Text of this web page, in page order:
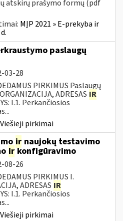
atskirų prašymo formų (pdf
MĮP 2021 » E-prekyba ir
paslaugų
03-28
PIRKIMUS Paslaugų
ADRESAS IR
I.1. Perkančiosios
Viešieji pirkimai
ir naujokų testavimo
irkonfigūravimo
08-26
PIRKIMUS I.
ADRESAS IR
I.1. Perkančiosios
Viešieji pirkimai